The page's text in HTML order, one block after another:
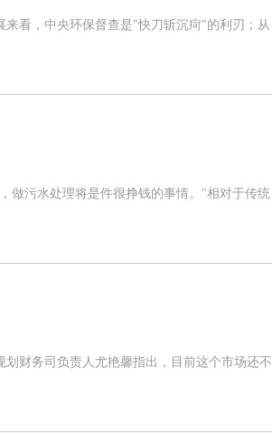
看，中央环保督查是"快刀斩沉疴"的利刃；从
做污水处理将是件很挣钱的事情。"相对于传统
财务司负责人尤艳馨指出，目前这个市场还不